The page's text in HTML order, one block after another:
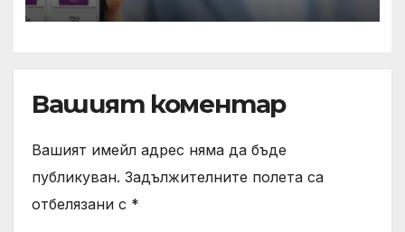
Вашият коментар
Вашият имейл адрес няма да бъде
публикуван. Задължителните полета са
отбелязани с *